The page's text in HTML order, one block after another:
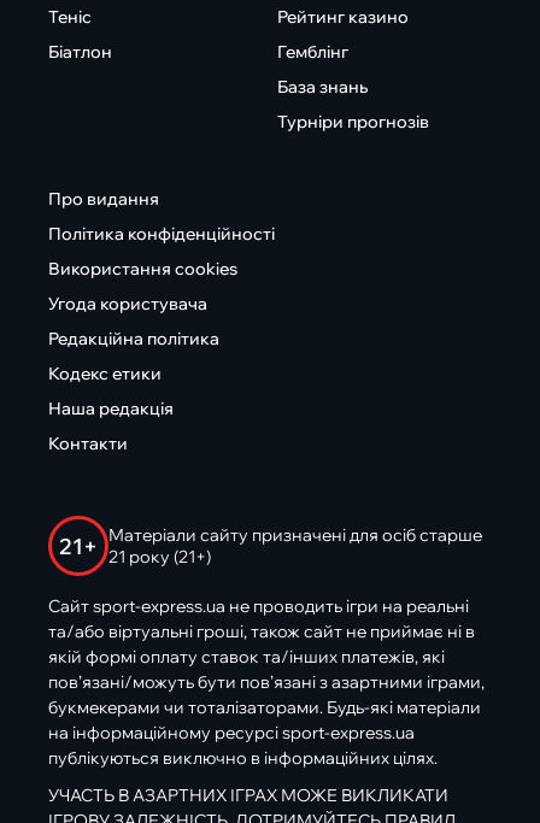
Теніс
Біатлон
Рейтинг казино
Гемблінг
База знань
Турніри прогнозів
Про видання
Політика конфіденційності
Використання cookies
Угода користувача
Редакційна політика
Кодекс етики
Наша редакція
Контакти
21+
Матеріали сайту призначені для осіб старше
21 року (21+)
Сайт sport-express.ua не проводить ігри на реальні
та/або віртуальні гроші, також сайт не приймає ні в
якій формі оплату ставок та/інших платежів, які
пов’язані/можуть бути пов’язані з азартними іграми,
букмекерами чи тоталізаторами. Будь-які матеріали
на інформаційному ресурсі sport-express.ua
публікуються виключно в інформаційних цілях.
УЧАСТЬ В АЗАРТНИХ ІГРАХ МОЖЕ ВИКЛИКАТИ